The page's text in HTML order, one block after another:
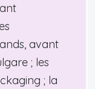
avant
; les
; la